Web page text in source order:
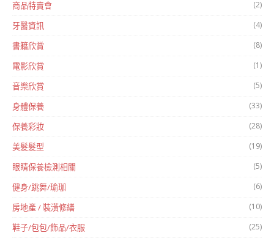
商品特賣會 (2)
牙醫資訊 (4)
書籍欣賞 (8)
電影欣賞 (1)
音樂欣賞 (5)
身體保養 (33)
保養彩妝 (28)
美髮髮型 (19)
眼睛保養檢測相關 (5)
健身/跳舞/瑜珈 (6)
房地產 / 裝潢修繕 (10)
鞋子/包包/飾品/衣服 (25)